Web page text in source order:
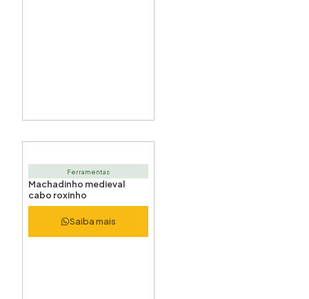
Ferramentas
Machadinho medieval
cabo roxinho
Saiba mais